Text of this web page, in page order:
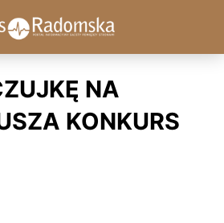
NA
KONKURS